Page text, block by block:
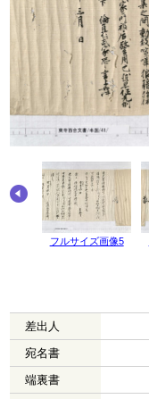
フルサイズ画像5
差出人
宛名書
端裏書